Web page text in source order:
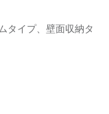
タイプ、壁面収納タ